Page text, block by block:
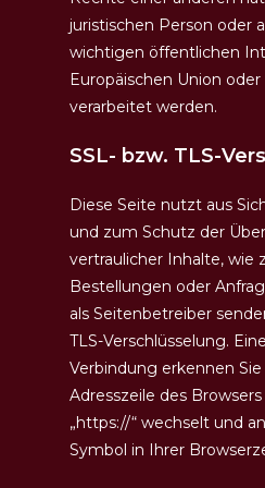
juristischen Person oder
wichtigen öffentlichen
Europäischen Union
verarbeitet werden.
SSL- bzw. TLS-
Diese Seite nutzt aus
und zum Schutz der
vertraulicher Inhalte, wie
Bestellungen oder
als Seitenbetreiber
TLS-Verschlüsselung.
Verbindung erkennen Sie
Adresszeile des
„https://“ wechselt und
Symbol in Ihrer